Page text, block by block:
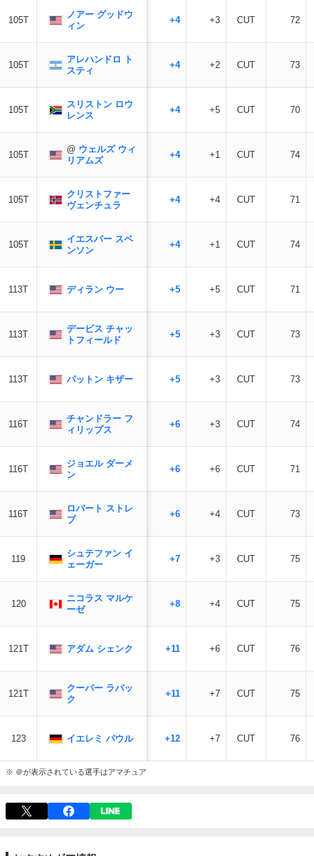
105T
ノアー グッドウ
ィン
105T
アレハンドロ ト
スティ
105T
スリストン ロウ
レンス
105T
@ ウェルズ ウィ
リアムズ
105T
クリストファー
ヴェンチュラ
105T
イエスパー スベ
ンソン
113T ディラン ウー
113T
デービス チャッ
トフィールド
113T パットン キザー
116T
チャンドラー フ
ィリップス
116T
ジョエル ダーメ
ン
116T
ロバート ストレ
ブ
119
シュテファン イ
ェーガー
120
ニコラス マルケ
ーゼ
121T アダム シェンク
121T
クーパー ラバッ
ク
123 イエレミ パウル
+4 +3 CUT 72
+4 +2 CUT 73
+4 +5 CUT 70
+4 +1 CUT 74
+4 +4 CUT 71
+4 +1 CUT 74
+5 +5 CUT 71
+5 +3 CUT 73
+5 +3 CUT 73
+6 +3 CUT 74
+6 +6 CUT 71
+6 +4 CUT 73
+7 +3 CUT 75
+8 +4 CUT 75
+11 +6 CUT 76
+11 +7 CUT 75
+12 +7 CUT 76
※ ＠が表示されている選手はアマチュア